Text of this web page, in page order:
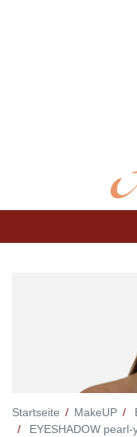
Startseite MakeUP
EYESHADOW pearl-